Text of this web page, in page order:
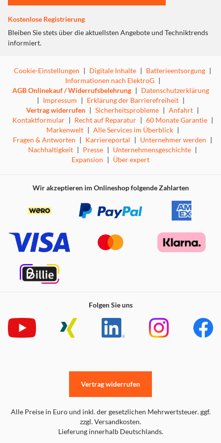
erhalten. Neben der Nationalität wird im Café
International auch darauf geachtet, dass Damen und
Herren in möglichst gleicher Anzahl an den Tischen
wie das Brettspiel, nur kleiner.
Das Café International ist ein Treffpunkt für Gäste aus
vielen Nationen. Bei Wein, Kaffee und Kuchen lässt es
sich angenehm plaudern. Häufig sitzen Gäste aus
unterschiedlichen Ländern an einem Tisch. Hierbei muss
die Sitzordnung nicht unbedingt eingehalten werden.
Riesig, diese kleine Schachtel. Grenzenloses
Spielvergnügen für überall.
Kostenlose Registrierung
Bleiben Sie stets über die aktuellsten Angebote und Techniktrends
informiert.
Cookie-Einstellungen | Digitale Inhalte | Batterieentsorgung |
Informationen nach ElektroG |
AGB Onlinekauf / Widerrufsbelehrung | Datenschutzerklärung
| Impressum | Erklärung der Barrierefreiheit |
Vertrag widerrufen | Sicherheitsprobleme | Anfahrt |
Kontaktformular | Recht auf Reparatur | 60 Monate Garantie |
Markenwelt | Alle Services im Überblick |
Fragen & Antworten | Karriereportal | Unternehmer werden |
Nachhaltigkeit | Presse | Unternehmensgeschichte |
Expansion | Über expert
Wir akzeptieren im Onlineshop folgende Zahlarten
Folgen Sie uns
Alle Preise in Euro und inkl. der gesetzlichen Mehrwertsteuer. ggf.
zzgl. Versandkosten.
Lieferung innerhalb Deutschlands.
Vertrag widerrufen